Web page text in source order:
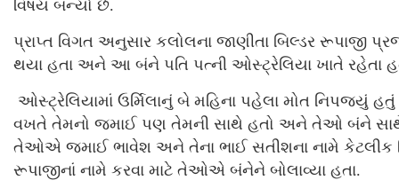
વિષય બન્યો છે.
પ્રાપ્ત વિગત અનુસાર કલોલના જાણીતા બિલ્ડર રૂપાજી
થયા હતા અને આ બંને પતિ પત્ની ઓસ્ટ્રેલિયા ખાતે રહેતા
ઓસ્ટ્રેલિયામાં ઉર્મિલાનું બે મહિના પહેલા મોત નિપજ્યું
વખતે તેમનો જમાઈ પણ તેમની સાથે હતો અને તેઓ બંને સાથે
તેઓએ જમાઈ ભાવેશ અને તેના ભાઈ સતીશના નામે કેટલીક
રૂપાજીનાં નામે કરવા માટે તેઓએ બંનેને બોલાવ્યા હતા.